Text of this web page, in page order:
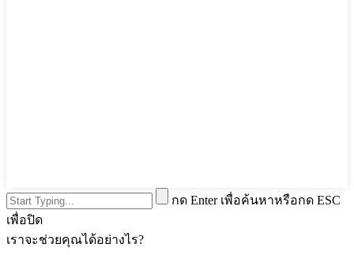
กด Enter เพื่อค้นหาหรือกด ESC
เพื่อปิด
เราจะช่วยคุณได้อย่างไร?